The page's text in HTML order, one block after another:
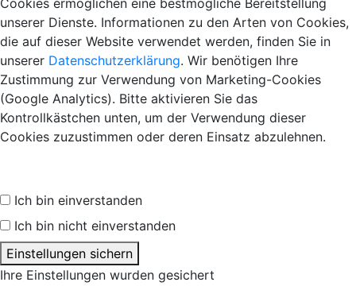
unserer Dienste. Informationen zu den Arten von Cookies,
die auf dieser Website verwendet werden, finden Sie in
unserer Datenschutzerklärung. Wir benötigen Ihre
Zustimmung zur Verwendung von Marketing-Cookies
(Google Analytics). Bitte aktivieren Sie das
Kontrollkästchen unten, um der Verwendung dieser
Cookies zuzustimmen oder deren Einsatz abzulehnen.
Ich bin einverstanden
Ich bin nicht einverstanden
Einstellungen sichern
Ihre Einstellungen wurden gesichert